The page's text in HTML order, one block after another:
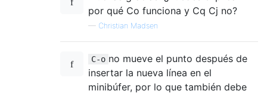
por qué Co funciona y Cq Cj no?
— Christian Madsen
C-o no mueve el punto después de
insertar la nueva línea en el
minibúfer, por lo que también debe